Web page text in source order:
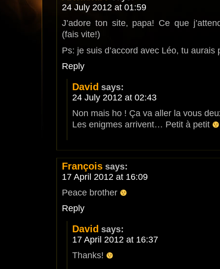
24 July 2012 at 01:59
J’adore ton site, papa! Ce que
(fais vite!)
Ps: je suis d’accord avec Léo, tu aurais
Reply
David says:
24 July 2012 at 02:43
Non mais ho ! Ça va aller la vous
Les enigmes arrivent… Petit à petit
François says:
17 April 2012 at 16:09
Peace brother
Reply
David says:
17 April 2012 at 16:37
Thanks!